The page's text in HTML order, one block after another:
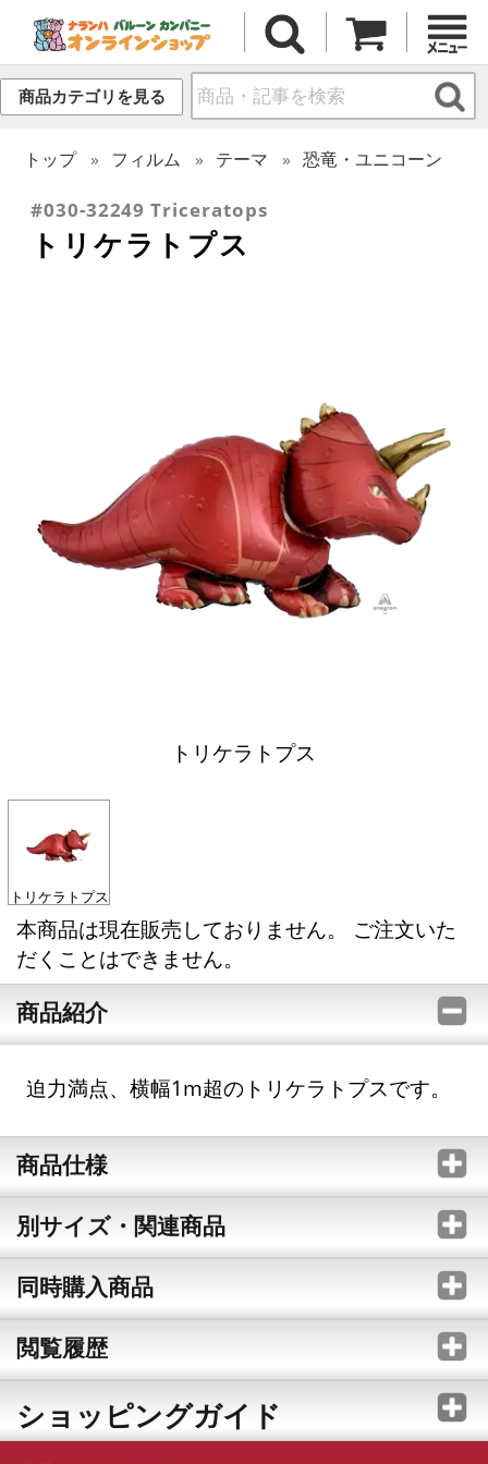
商品カテゴリを見る
トップ フィルム テーマ 恐竜・ユニコーン
#030-32249 Triceratops
トリケラトプス
トリケラトプス
トリケラトプス
本商品は現在販売しておりません。 ご注文いた
だくことはできません。
商品紹介
迫力満点、横幅1m超のトリケラトプスです。
商品仕様
別サイズ・関連商品
同時購入商品
閲覧履歴
ショッピングガイド